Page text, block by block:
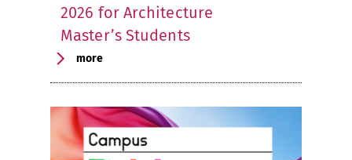
2026 for Architecture
Master’s Students
more